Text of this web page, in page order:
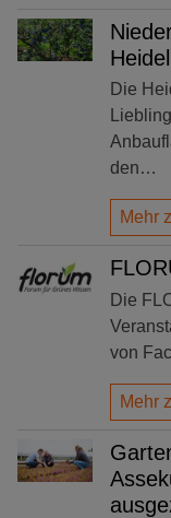
Die
den…
Mehr
Die
von
Mehr